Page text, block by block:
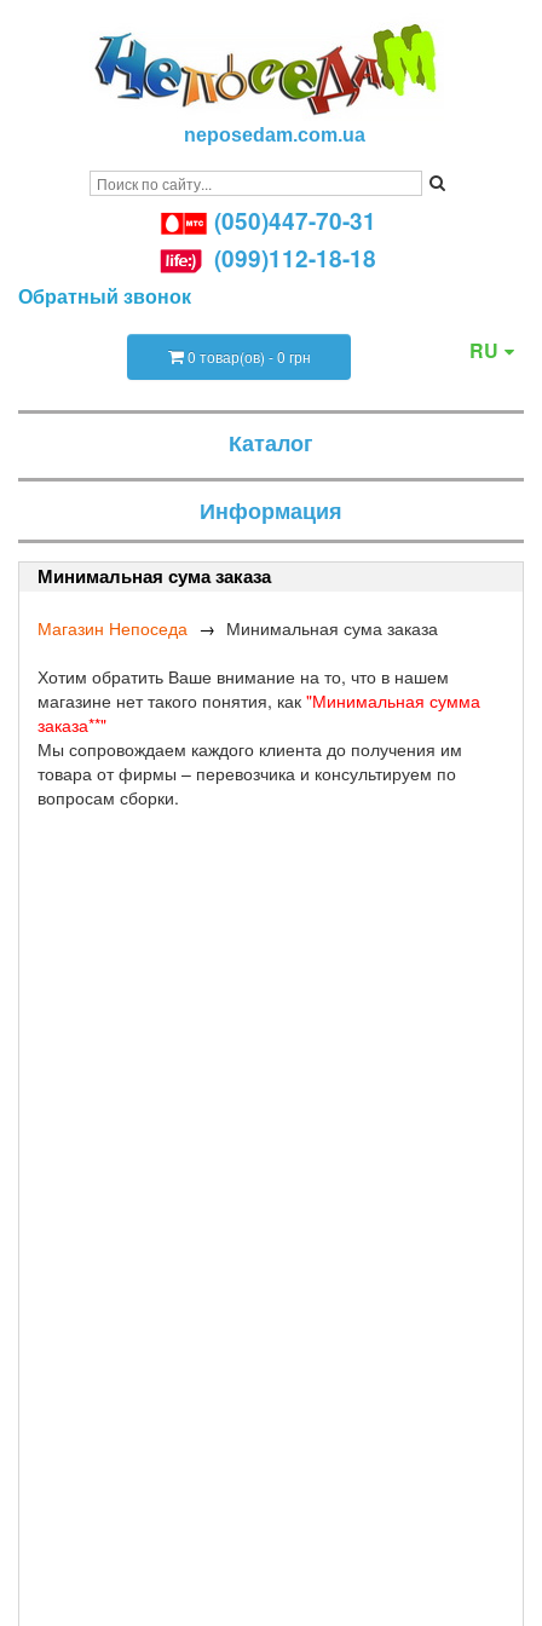
neposedam.com.ua
(050)447-70-31
(099)112-18-18
Обратный звонок
RU
0 товар(ов) - 0 грн
Каталог
Информация
Минимальная сума заказа
Магазин Непоседа
Минимальная сума заказа
Хотим обратить Ваше внимание на то, что в нашем
магазине нет такого понятия, как "Минимальная сумма
заказа**"
Мы сопровождаем каждого клиента до получения им
товара от фирмы – перевозчика и консультируем по
вопросам сборки.